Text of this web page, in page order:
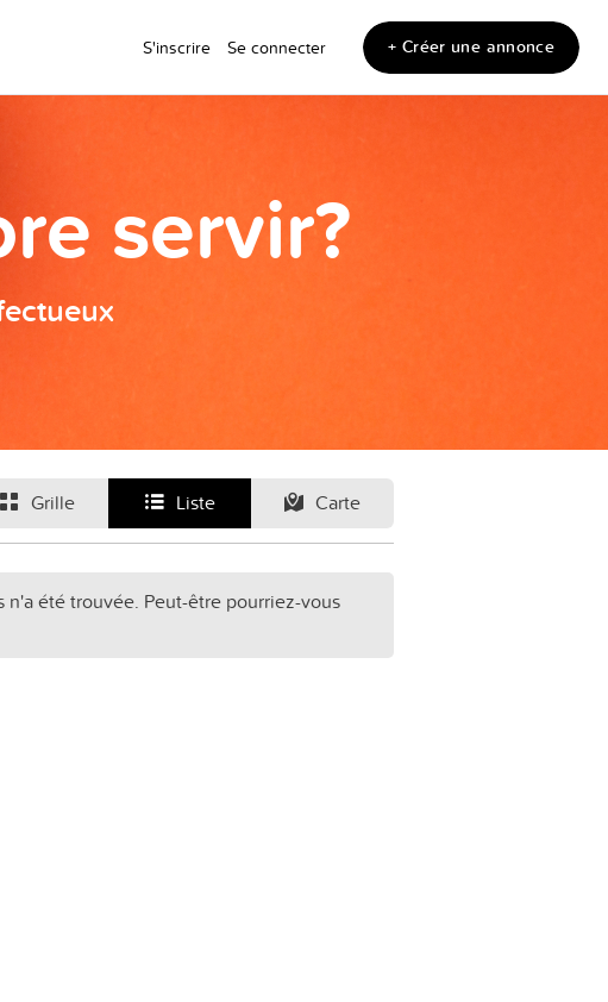
S'inscrire Se connecter + Créer une annonce
servir?
Grille Liste Carte
été trouvée. Peut-être pourriez-vous